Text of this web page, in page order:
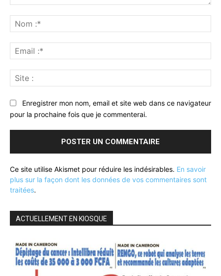
:*
:*
:
Enregistrer mon nom, email et site web dans ce navigateur
pour la prochaine fois que je commenterai.
Ce site utilise Akismet pour réduire les indésirables. En savoir
plus sur la façon dont les données de vos commentaires sont
traitées.
ACTUELLEMENT EN KIOSQUE